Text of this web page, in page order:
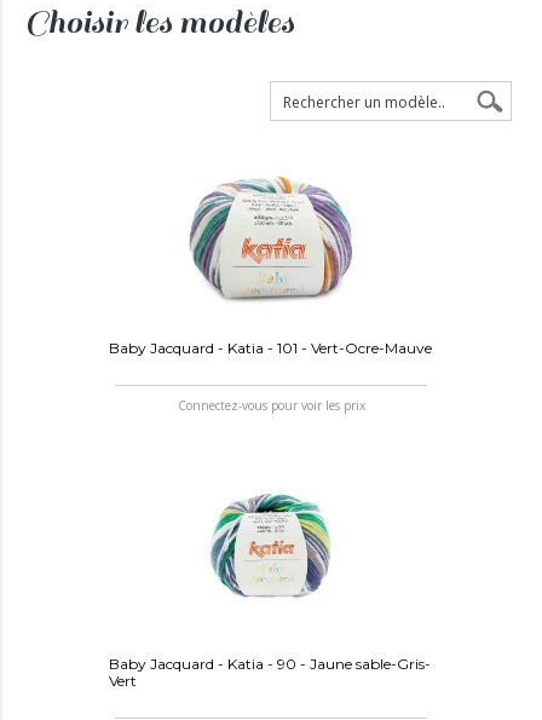
Choisir les modèles
Baby Jacquard - Katia - 101 - Vert-Ocre-Mauve
Connectez-vous pour voir les prix
Baby Jacquard - Katia - 90 - Jaune sable-Gris-
Vert